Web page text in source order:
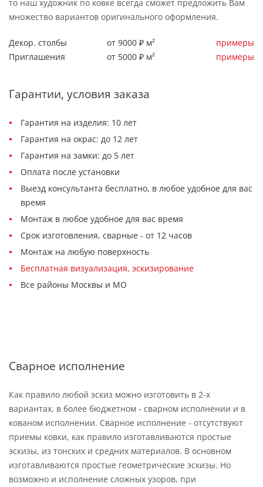
то наш художник по ковке всегда сможет предложить Вам
множество вариантов оригинального оформления.
Декор. столбы от 9000 ₽ м²
примеры
Приглашения
от 5000 ₽ м² примеры
Гарантии, условия заказа
Гарантия на изделия: 10 лет
Гарантия на окрас: до 12 лет
Гарантия на замки: до 5 лет
Оплата после установки
Выезд консультанта бесплатно, в любое удобное для вас
время
Монтаж в любое удобное для вас время
Срок изготовления, сварные - от 12 часов
Монтаж на любую поверхность
Бесплатная визуализация, эскизирование
Все районы Москвы и МО
Сварное исполнение
Как правило любой эскиз можно изготовить в 2-х
вариантах, в более бюджетном - сварном исполнении и в
кованом исполнении. Сварное исполнение - отсутствуют
приемы ковки, как правило изготавливаются простые
эскизы, из тонских и средних материалов. В основном
изготавливаются простые геометрические эскизы. Но
возможно и исполнение сложных узоров, при